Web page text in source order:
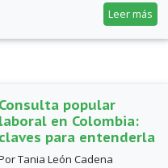
Leer más
Consulta popular
laboral en Colombia:
claves para entenderla
Tania León Cadena